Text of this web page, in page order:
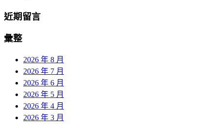
近期留言
彙整
2026 年 8 月
2026 年 7 月
2026 年 6 月
2026 年 5 月
2026 年 4 月
2026 年 3 月